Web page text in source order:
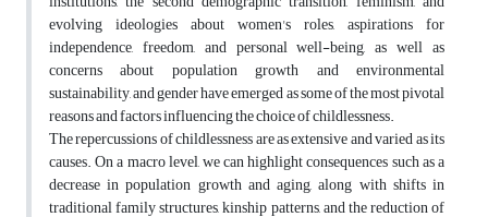
evolving ideologies about women's roles, aspirations for
independence, freedom, and personal well-being, as well as
concerns about population growth and environmental
sustainability, and gender have emerged as some of the most pivotal
reasons and factors influencing the choice of childlessness.
The repercussions of childlessness are as extensive and varied as its
causes. On a macro level, we can highlight consequences such as a
decrease in population growth and aging, along with shifts in
traditional family structures, kinship patterns, and the reduction of